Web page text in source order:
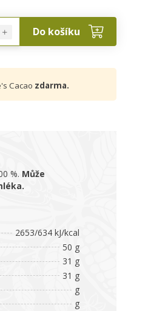
Do košíku
Cacao zdarma.
%. Může
2653/634 kJ/kcal
50 g
31 g
31 g
g
g